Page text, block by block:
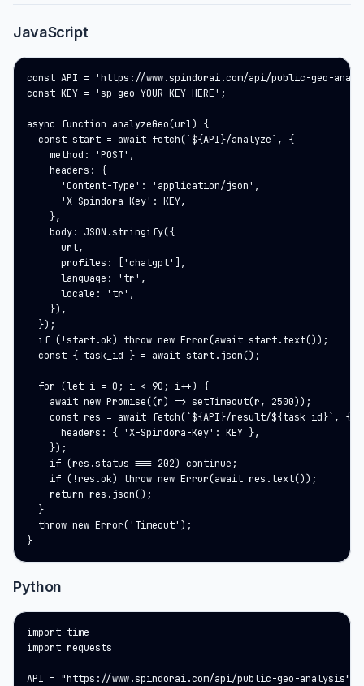
JavaScript
const API = 'https://www.spindorai.com/api/public-geo-
const KEY = 'sp_geo_YOUR_KEY_HERE';
async function analyzeGeo(url) {
  const start = await fetch(`${API}/analyze`, {
    method: 'POST',
    headers: {
      'Content-Type': 'application/json',
      'X-Spindora-Key': KEY,
    },
    body: JSON.stringify({
      url,
      profiles: ['chatgpt'],
      language: 'tr',
      locale: 'tr',
    }),
  });
  if (!start.ok) throw new Error(await start.text());
  const { task_id } = await start.json();
  for (let i = 0; i < 90; i++) {
    await new Promise((r) => setTimeout(r, 2500));
    const res = await fetch(`${API}/result/${task_id}`, {
      headers: { 'X-Spindora-Key': KEY },
    });
    if (res.status === 202) continue;
    if (!res.ok) throw new Error(await res.text());
    return res.json();
  }
  throw new Error('Timeout');
}
Python
import time
import requests
API = "https://www.spindorai.com/api/public-geo-analysis"